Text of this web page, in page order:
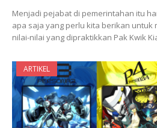
Menjadi pejabat di pemerintahan itu
apa saja yang perlu kita berikan untuk
nilai-nilai yang dipraktikkan Pak Kwik
ARTIKEL